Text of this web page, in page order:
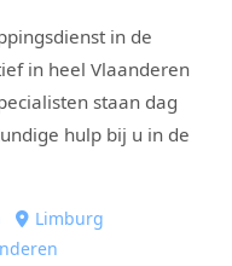
in de
in heel Vlaanderen
staan dag
hulp bij u in de
Limburg